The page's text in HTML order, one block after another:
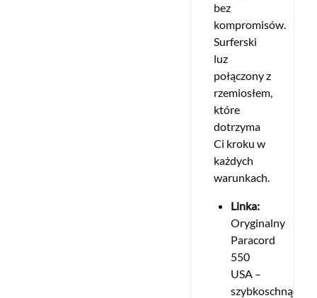
bez
kompromisów.
Surferski
luz
połączony z
rzemiosłem,
które
dotrzyma
Ci kroku w
każdych
warunkach.
Linka:
Oryginalny
Paracord
550
USA –
szybkoschnący